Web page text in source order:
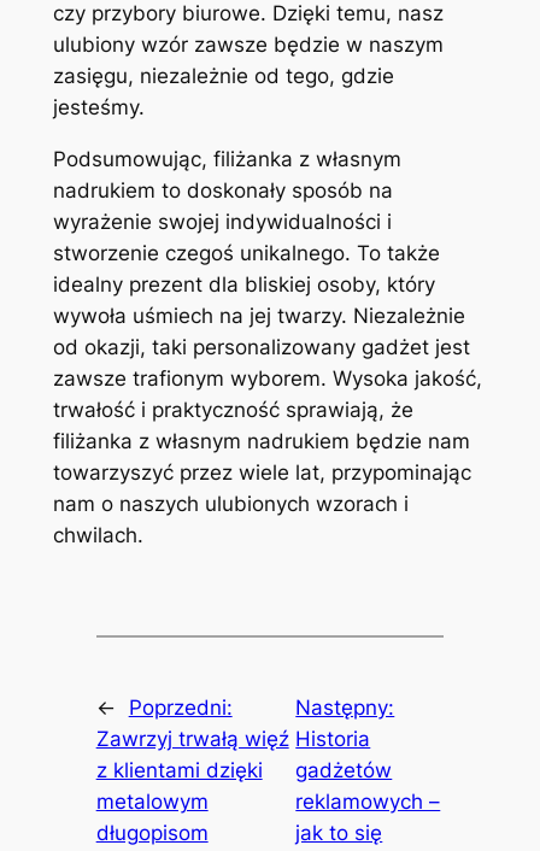
czy przybory biurowe. Dzięki temu, nasz
ulubiony wzór zawsze będzie w naszym
zasięgu, niezależnie od tego, gdzie
jesteśmy.
Podsumowując, filiżanka z własnym
nadrukiem to doskonały sposób na
wyrażenie swojej indywidualności i
stworzenie czegoś unikalnego. To także
idealny prezent dla bliskiej osoby, który
wywoła uśmiech na jej twarzy. Niezależnie
od okazji, taki personalizowany gadżet jest
zawsze trafionym wyborem. Wysoka jakość,
trwałość i praktyczność sprawiają, że
filiżanka z własnym nadrukiem będzie nam
towarzyszyć przez wiele lat, przypominając
nam o naszych ulubionych wzorach i
chwilach.
←
Poprzedni:
Zawrzyj trwałą więź
z klientami dzięki
metalowym
długopisom
Następny:
Historia
gadżetów
reklamowych –
jak to się